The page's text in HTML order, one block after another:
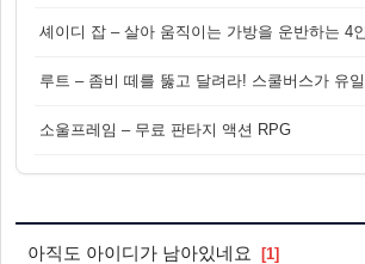
소울프레임 – 무료 판타지 액션 RPG
아직도 아이디가 남아있네요 [1]